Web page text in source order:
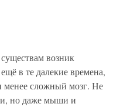
возник
в те далекие времена,
менее сложный мозг. Не
но даже мыши и